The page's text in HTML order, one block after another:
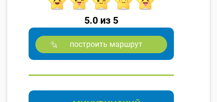
5.0 из 5
построить маршрут